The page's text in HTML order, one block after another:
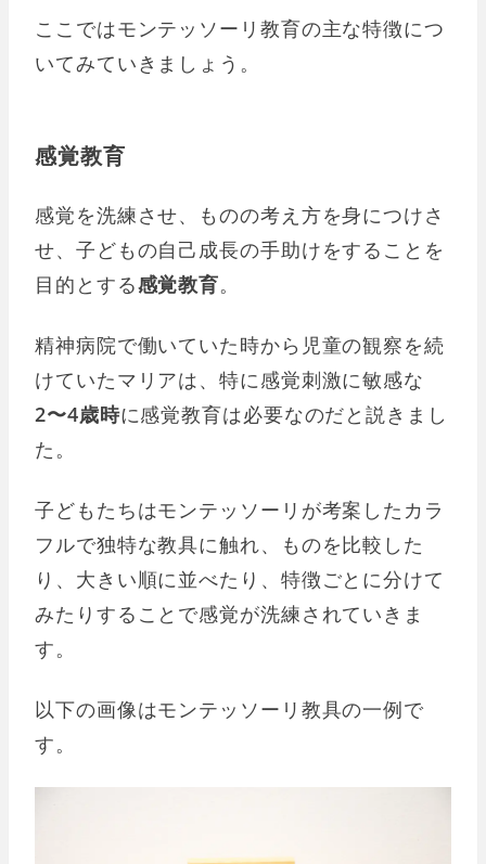
ここではモンテッソーリ教育の主な特徴につ
いてみていきましょう。
感覚教育
感覚を洗練させ、ものの考え方を身につけさ
せ、子どもの自己成長の手助けをすることを
目的とする感覚教育。
精神病院で働いていた時から児童の観察を続
けていたマリアは、特に感覚刺激に敏感な
2〜4歳時に感覚教育は必要なのだと説きまし
た。
子どもたちはモンテッソーリが考案したカラ
フルで独特な教具に触れ、ものを比較した
り、大きい順に並べたり、特徴ごとに分けて
みたりすることで感覚が洗練されていきま
す。
以下の画像はモンテッソーリ教具の一例で
す。